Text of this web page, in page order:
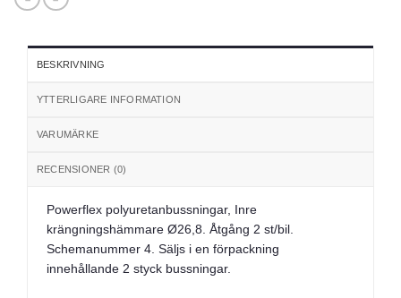
BESKRIVNING
YTTERLIGARE INFORMATION
VARUMÄRKE
RECENSIONER (0)
Powerflex polyuretanbussningar, Inre
krängningshämmare Ø26,8. Åtgång 2 st/bil.
Schemanummer 4. Säljs i en förpackning
innehållande 2 styck bussningar.